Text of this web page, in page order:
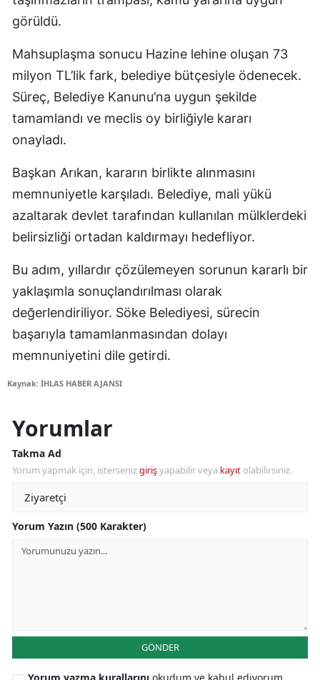
görüldü.
Mahsuplaşma sonucu Hazine lehine oluşan 73
milyon TL’lik fark, belediye bütçesiyle ödenecek.
Süreç, Belediye Kanunu’na uygun şekilde
tamamlandı ve meclis oy birliğiyle kararı
onayladı.
Başkan Arıkan, kararın birlikte alınmasını
memnuniyetle karşıladı. Belediye, mali yükü
azaltarak devlet tarafından kullanılan mülklerdeki
belirsizliği ortadan kaldırmayı hedefliyor.
Bu adım, yıllardır çözülemeyen sorunun kararlı bir
yaklaşımla sonuçlandırılması olarak
değerlendiriliyor. Söke Belediyesi, sürecin
başarıyla tamamlanmasından dolayı
memnuniyetini dile getirdi.
Kaynak: İHLAS HABER AJANSI
Yorumlar
Takma Ad
Yorum yapmak için, istersenizgirişyapabilir veya kayıt olabilirsiniz.
Yorum Yazın (500 Karakter)
GÖNDER